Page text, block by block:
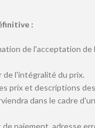
:
de l'acceptation de
de l'intégralité du prix.
prix et descriptions
dans le cadre
paiement, adresse